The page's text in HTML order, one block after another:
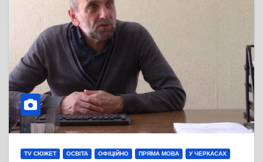
TV СЮЖЕТ ОСВІТА ОФІЦІЙНО ПРЯМА МОВА У ЧЕРКАСАХ